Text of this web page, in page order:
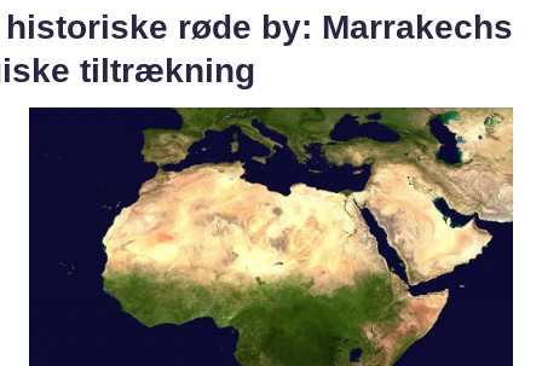
historiske røde by: Marrakechs
tiltrækning